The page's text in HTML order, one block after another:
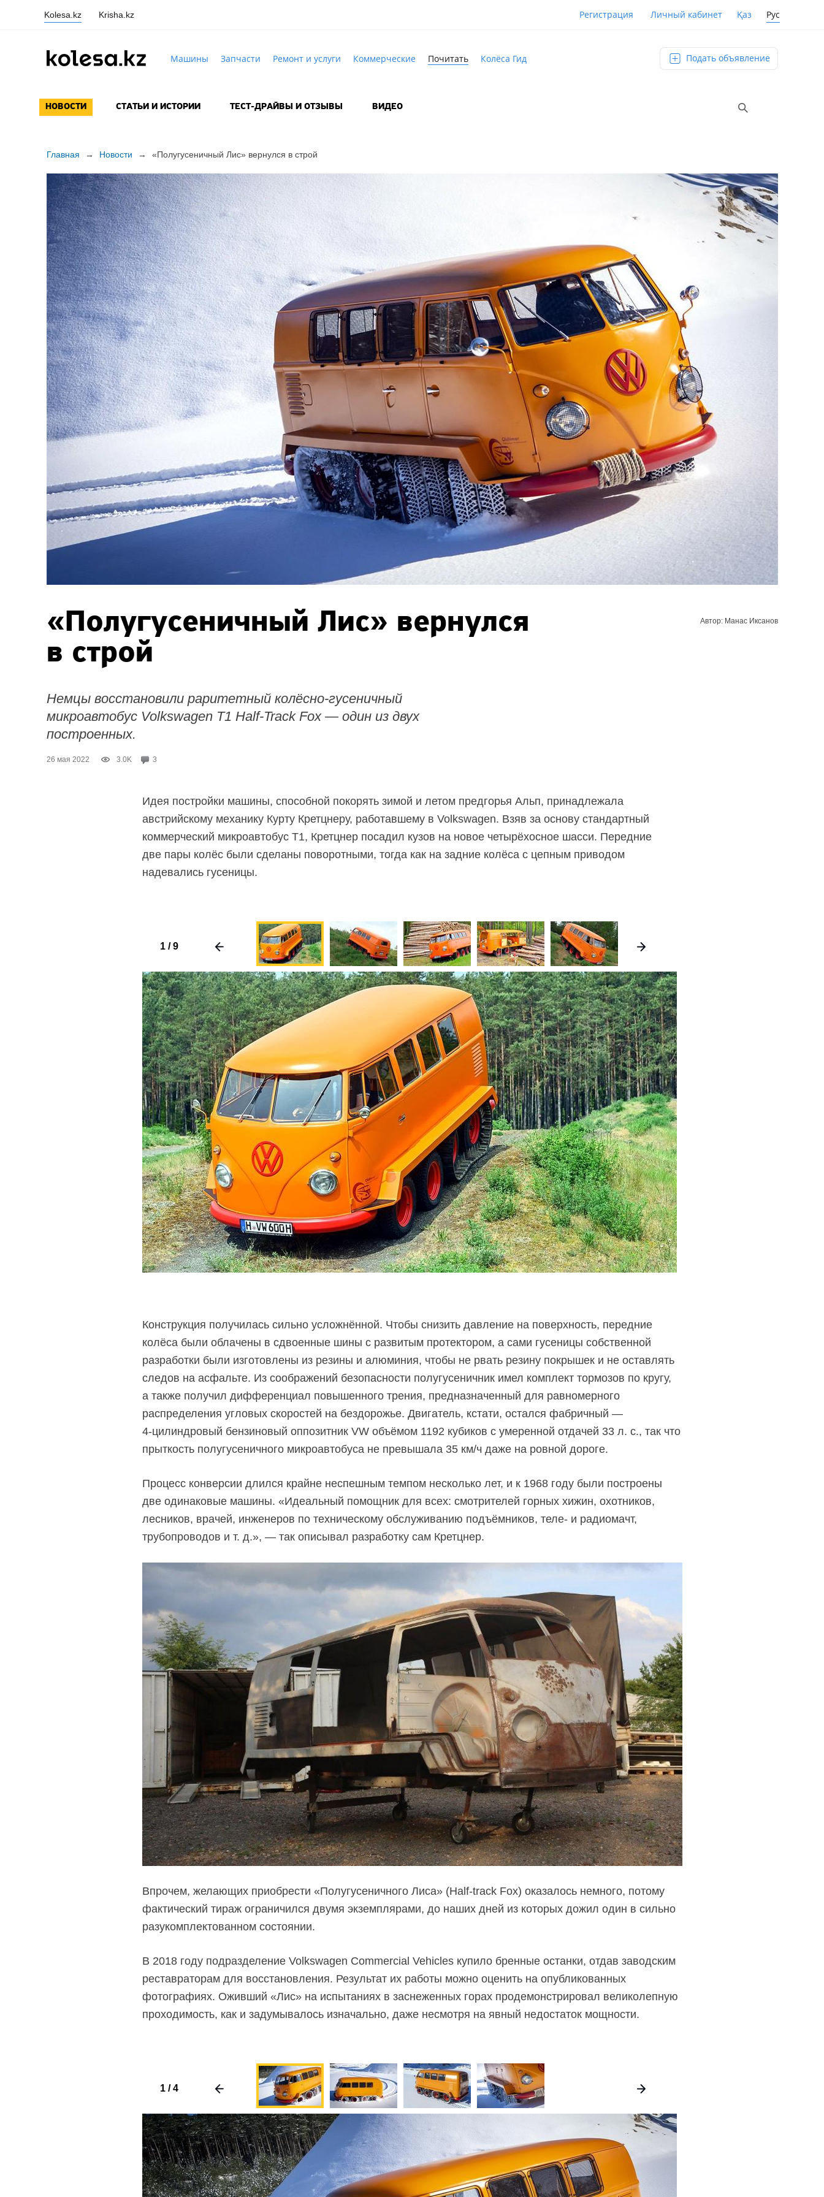
Kolesa.kz Krisha.kz Регистрация Личный кабинет Қаз Рус
Машины Запчасти Ремонт и услуги Коммерческие Почитать Колёса Гид Подать объявление
НОВОСТИ СТАТЬИ И ИСТОРИИ ТЕСТ-ДРАЙВЫ И ОТЗЫВЫ ВИДЕО
Главная → Новости → «Полугусеничный Лис» вернулся в строй
«Полугусеничный Лис» вернулся
в строй
Немцы восстановили раритетный колёсно-гусеничный
микроавтобус Volkswagen T1 Half-TrackFox — один из двух
построенных.
26 мая 2022 3.0K 3
Автор: Манас Иксанов
Идея постройки машины, способной покорять зимой и летом предгорья Альп, принадлежала
австрийскому механику Курту Кретцнеру, работавшему в Volkswagen. Взяв за основу стандартный
коммерческий микроавтобус T1, Кретцнер посадил кузов на новое четырёхосное шасси. Передние
две пары колёс были сделаны поворотными, тогда как на задние колёса с цепным приводом
надевались гусеницы.
1/9
Конструкция получилась сильно усложнённой. Чтобы снизить давление на поверхность, передние
колёса были облачены в сдвоенные шины с развитым протектором, а сами гусеницы собственной
разработки были изготовлены из резины и алюминия, чтобы не рвать резину покрышек и не оставлять
следов на асфальте. Из соображений безопасности полугусеничник имел комплект тормозов по кругу,
а также получил дифференциал повышенного трения, предназначенный для равномерного
распределения угловых скоростей на бездорожье. Двигатель, кстати, остался фабричный —
4-цилиндровый бензиновый оппозитник VW объёмом 1192 кубиков с умеренной отдачей 33 л. с., так что
прыткость полугусеничного микроавтобуса не превышала 35 км/ч даже на ровной дороге.
Процесс конверсии длился крайне неспешным темпом несколько лет, и к 1968 году были построены
две одинаковые машины. «Идеальный помощник для всех: смотрителей горных хижин, охотников,
лесников, врачей, инженеров по техническому обслуживанию подъёмников, теле- и радиомачт,
трубопроводов и т. д.», — так описывал разработку сам Кретцнер.
Впрочем, желающих приобрести «Полугусеничного Лиса» (Half-trackFox) оказалось немного, потому
фактический тираж ограничился двумя экземплярами, до наших дней из которых дожил один в сильно
разукомплектованном состоянии.
В 2018 году подразделение Volkswagen Commercial Vehicles купило бренные останки, отдав заводским
реставраторам для восстановления. Результат их работы можно оценить на опубликованных
фотографиях. Оживший «Лис» на испытаниях в заснеженных горах продемонстрировал великолепную
проходимость, как и задумывалось изначально, даже несмотря на явный недостаток мощности.
1/4